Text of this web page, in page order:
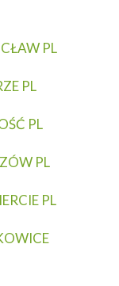
PL
PL
PL
PL
PL